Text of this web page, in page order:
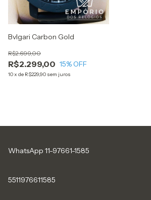
Bvlgari Carbon Gold
R$2.299,00
R$2.699,00
15% OFF
10x de R$229,90 sem juros
WhatsApp 11-97661-1585
5511976611585